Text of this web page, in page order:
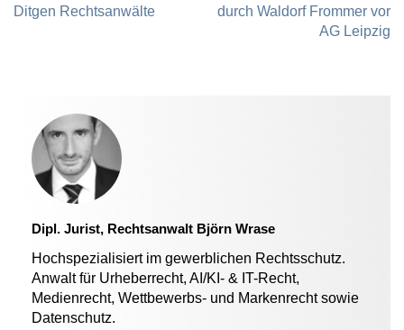
Ditgen Rechtsanwälte
durch Waldorf Frommer vor
AG Leipzig
Dipl. Jurist, Rechtsanwalt Björn Wrase
Hochspezialisiert im gewerblichen Rechtsschutz.
Anwalt für Urheberrecht, AI/KI- & IT-Recht,
Medienrecht, Wettbewerbs- und Markenrecht sowie
Datenschutz.